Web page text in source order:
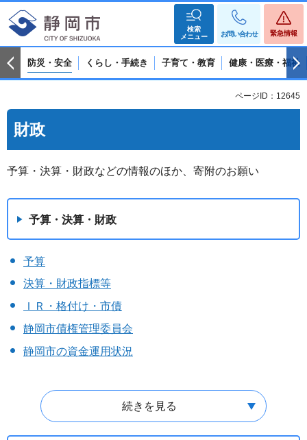
検索
メニュー
お問い合わせ 緊急情報
防災・安全 くらし・手続き 子育て・教育 健康・医療・福祉
ページID：12645
財政
予算・決算・財政などの情報のほか、寄附のお願い
予算・決算・財政
予算
決算・財政指標等
ＩＲ・格付け・市債
静岡市債権管理委員会
静岡市の資金運用状況
続きを見る